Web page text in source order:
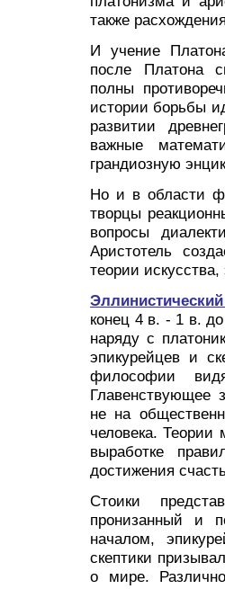
также
И учение
после Платона
полны
истории борьбы
развитии
важные
грандиозную
Но и в области
творцы
вопросы
Аристотель
теории
конец 4 в. - 1 в.
наряду с
эпикурейцев и
философии
Главенствующее
не на
человека. Теории
выработке
достижения
Стоики
пронизанный и
началом,
скептики
о мире.